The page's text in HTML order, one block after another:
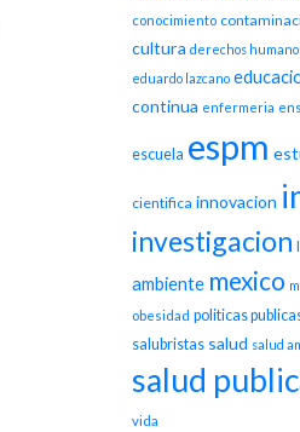
conocimiento
cultura derechos
eduardo lazcano
continua enfermeria
escuela espm
cientifica innovacion
investigacion
ambiente mexico
obesidad politicas
salubristas salud salud
salud
vida